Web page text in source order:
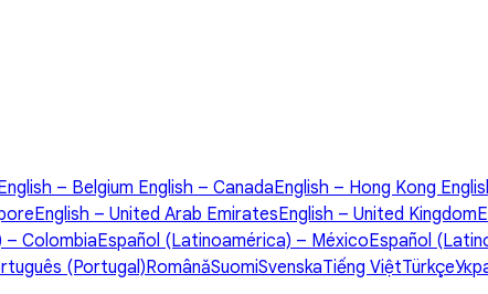
– Belgium English – CanadaEnglish – Hong Kong
English – United Arab EmiratesEnglish – United Kingdom
– ColombiaEspañol (Latinoamérica) – MéxicoEspañol
(Portugal)RomânăSuomiSvenskaTiếng ViệtTürkçe